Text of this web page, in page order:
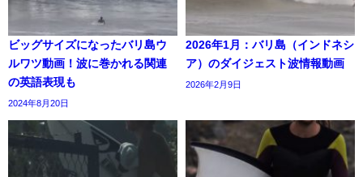
ビッグサイズになったバリ島ウ
ルワツ動画！波に巻かれる関連
の英語表現も
2024年8月20日
2026年1月：バリ島（インドネシ
ア）のダイジェスト波情報動画
2026年2月9日